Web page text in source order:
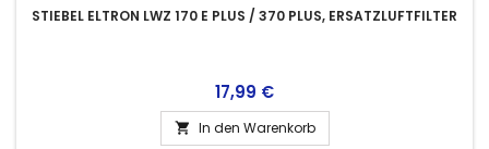
STIEBEL ELTRON LWZ 170 E PLUS / 370 PLUS, ERSATZLUFTFILTER
Preis
17,99 €
 In den Warenkorb